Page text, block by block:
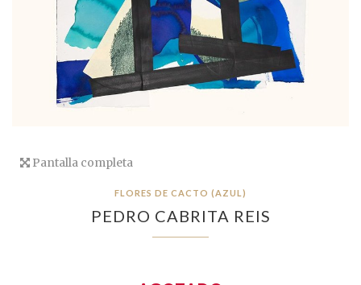
Pantalla completa
FLORES DE CACTO (AZUL)
PEDRO CABRITA REIS